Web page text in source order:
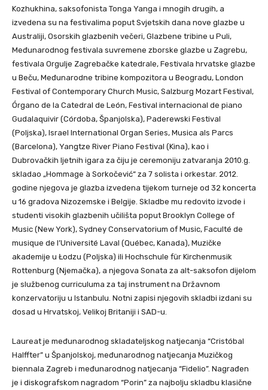
Kozhukhina, saksofonista Tonga Yanga i mnogih drugih, a
izvedena su na festivalima poput Svjetskih dana nove glazbe u
Australiji, Osorskih glazbenih večeri, Glazbene tribine u Puli,
Međunarodnog festivala suvremene zborske glazbe u Zagrebu,
festivala Orgulje Zagrebačke katedrale, Festivala hrvatske glazbe
u Beču, Međunarodne tribine kompozitora u Beogradu, London
Festival of Contemporary Church Music, Salzburg Mozart Festival,
Órgano de la Catedral de León, Festival internacional de piano
Gudalaquivir (Córdoba, Španjolska), Paderewski Festival
(Poljska), Israel International Organ Series, Musica als Parcs
(Barcelona), Yangtze River Piano Festival (Kina), kao i
Dubrovačkih ljetnih igara za čiju je ceremoniju zatvaranja 2010.g.
skladao „Hommage à Sorkočević“ za 7 solista i orkestar. 2012.
godine njegova je glazba izvedena tijekom turneje od 32 koncerta
u 16 gradova Nizozemske i Belgije. Skladbe mu redovito izvode i
studenti visokih glazbenih učilišta poput Brooklyn College of
Music (New York), Sydney Conservatorium of Music, Faculté de
musique de l’Université Laval (Québec, Kanada), Muzičke
akademije u Łodzu (Poljska) ili Hochschule für Kirchenmusik
Rottenburg (Njemačka), a njegova Sonata za alt-saksofon dijelom
je službenog curriculuma za taj instrument na Državnom
konzervatoriju u Istanbulu. Notni zapisi njegovih skladbi izdani su
dosad u Hrvatskoj, Velikoj Britaniji i SAD-u.
Laureat je međunarodnog skladateljskog natjecanja “Cristóbal
Halffter” u Španjolskoj, međunarodnog natjecanja Muzičkog
biennala Zagreb i međunarodnog natjecanja “Fidelio”. Nagrađen
je i diskografskom nagradom “Porin” za najbolju skladbu klasične